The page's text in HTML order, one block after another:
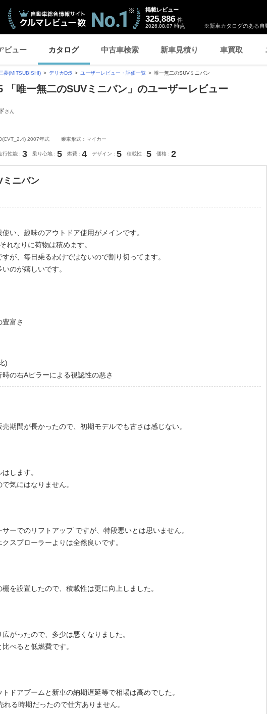
※新車カタログのある自
掲載レビュー
325,886 件
2026.08.07 時点
ビュー カタログ 中古車検索 新車見積り 車買取
菱(MITSUBISHI) デリカD:5 ユーザーレビュー・評価一覧 唯一無二のSUVミニバン
「唯一無二のSUVミニバン」のユーザーレビュー
さん
2007年式 乗車形式：マイカー
行性能 3 乗り心地 5 燃費 4 デザイン 5 積載性 5 価格 2
ミニバン
い、趣味のアウトドア使用がメインです。
れなりに荷物は積めます。
が、毎日乗るわけではないので割り切ってます。
のが嬉しいです。
豊富さ
)
時の右Aピラーによる視認性の悪さ
期間が長かったので、初期モデルでも古さは感じない。
します。
気にはなりません。
ーでのリフトアップ ですが、特段悪いとは思いません。
スプローラーよりは全然良いです。
を設置したので、積載性は更に向上しました。
がったので、多少は悪くなりました。
べると低燃費です。
ドアブームと新車の納期遅延等で相場は高めでした。
る時期だったので仕方ありません。